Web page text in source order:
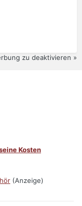
zu deaktivieren »
Kosten
(Anzeige)